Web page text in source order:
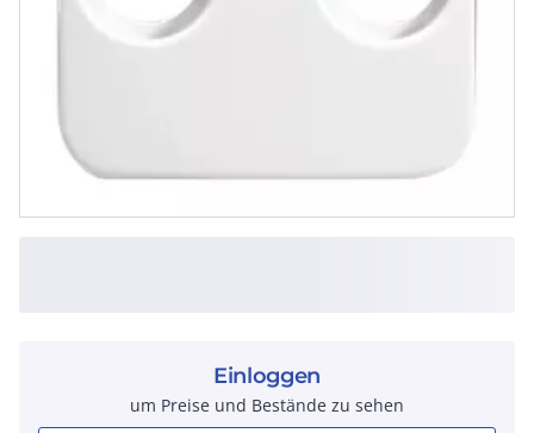
Einloggen
um Preise und Bestände zu sehen